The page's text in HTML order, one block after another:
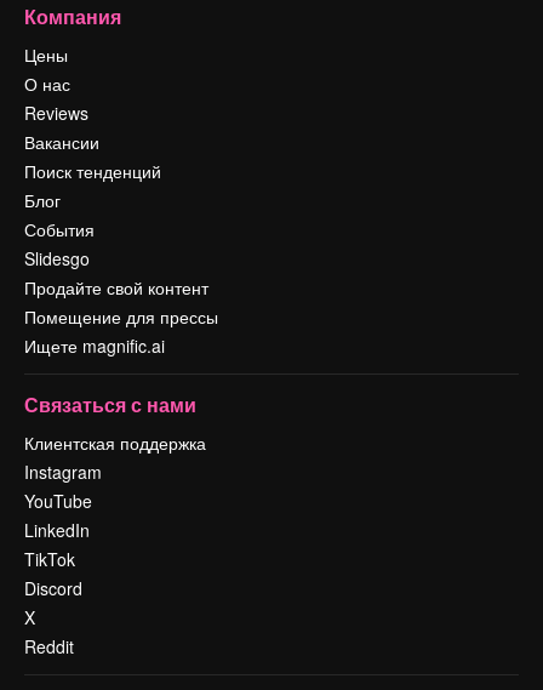
Компания
Цены
О нас
Reviews
Вакансии
Поиск тенденций
Блог
События
Slidesgo
Продайте свой контент
Помещение для прессы
Ищете magnific.ai
Связаться с нами
Клиентская поддержка
Instagram
YouTube
LinkedIn
TikTok
Discord
X
Reddit